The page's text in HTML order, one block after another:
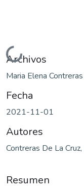
Cargando...
Archivos
Maria Elena
Fecha
2021-11-01
Autores
Contreras De La
Resumen